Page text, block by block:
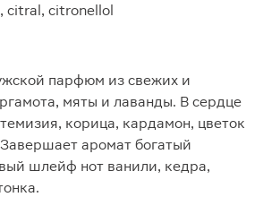
citral, citronellol
парфюм из свежих и
мяты и лаванды. В сердце
корица, кардамон, цветок
аромат богатый
шлейф нот ванили, кедра,